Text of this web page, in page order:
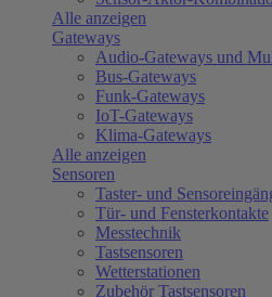
Alle anzeigen
Gateways
Audio-Gateways und
Bus-Gateways
Funk-Gateways
IoT-Gateways
Klima-Gateways
Alle anzeigen
Sensoren
Taster- und
Tür- und Fensterkontakte
Messtechnik
Tastsensoren
Wetterstationen
Zubehör Tastsensoren